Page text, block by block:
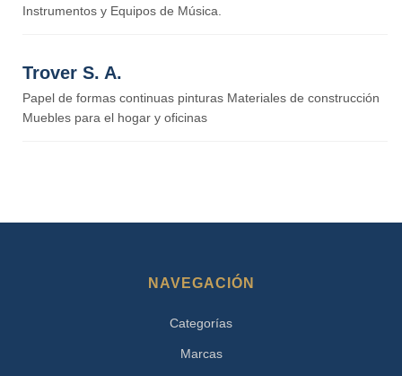
Instrumentos y Equipos de Música.
Trover S. A.
Papel de formas continuas pinturas Materiales de construcción
Muebles para el hogar y oficinas
NAVEGACIÓN
Categorías
Marcas